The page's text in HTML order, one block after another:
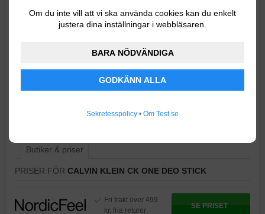
Om du inte vill att vi ska använda cookies kan du enkelt
justera dina inställningar i webbläsaren.
BARA NÖDVÄNDIGA
GODKÄNN ALLA
Sekretesspolicy • Om Test.se
kvinna.
Stick att du behåller en fräsch känsla hela dagen. Nöjda
känslig hud. I doftnoterna hittar du bland annat citrus,
kryddor och exotiska frukter.
« Läs hela recensionen här »
Butiker & priser
PRISER FÖR CALVIN KLEIN CK ONE DEO STICK
Fri frakt över 499
kr, fria returer
SE PRISET